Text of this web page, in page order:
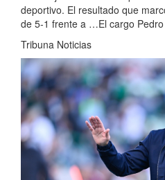
deportivo. El resultado que
de 5-1 frente a …El cargo Pedro
Tribuna Noticias